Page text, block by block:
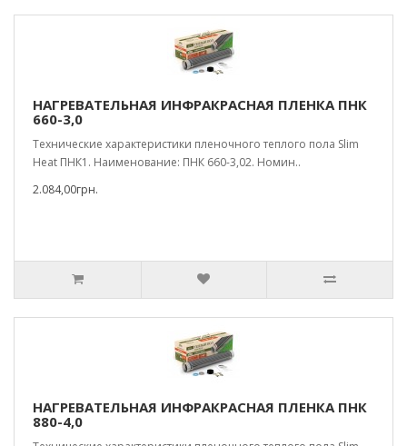
НАГРЕВАТЕЛЬНАЯ ИНФРАКРАСНАЯ ПЛЕНКА ПНК
660-3,0
Технические характеристики пленочного теплого пола Slim
Heat ПНК1. Наименование: ПНК 660-3,02. Номин..
2.084,00грн.
НАГРЕВАТЕЛЬНАЯ ИНФРАКРАСНАЯ ПЛЕНКА ПНК
880-4,0